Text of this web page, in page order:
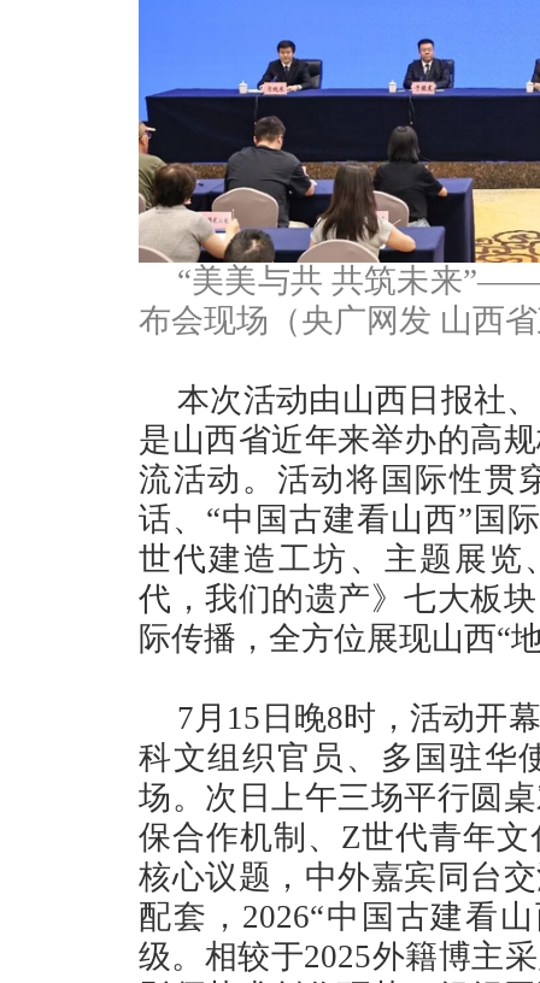
“美美与共 共筑未来
布会现场（央广网发 山西
本次活动由山西日报社
是山西省近年来举办的高
流活动。活动将国际性贯
话、“中国古建看山西”国
世代建造工坊、主题展览
代，我们的遗产》七大板
际传播，全方位展现山西“
7月15日晚8时，活动开
科文组织官员、多国驻华
场。次日上午三场平行圆
保合作机制、Z世代青年
核心议题，中外嘉宾同台
配套，2026“中国古建看
级。相较于2025外籍博主